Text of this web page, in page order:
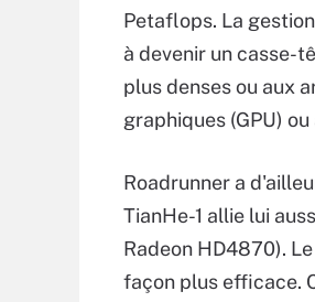
Petaflops. La
à devenir un casse-
plus denses ou aux
graphiques (GPU)
Roadrunner a
TianHe-1 allie lui
Radeon HD4870).
façon plus efficace.